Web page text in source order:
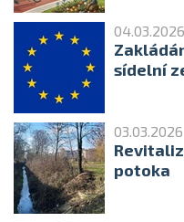
04.03.2026
sídelní
03.03.2026
potoka